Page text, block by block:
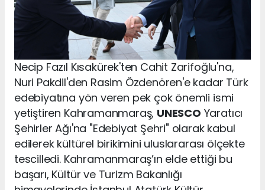
Necip Fazıl Kısakürek'ten Cahit Zarifoğlu'na,
Nuri Pakdil'den Rasim Özdenören'e kadar Türk
edebiyatına yön veren pek çok önemli ismi
yetiştiren Kahramanmaraş, UNESCO Yaratıcı
Şehirler Ağı'na "Edebiyat Şehri" olarak kabul
edilerek kültürel birikimini uluslararası ölçekte
tescilledi. Kahramanmaraş’ın elde ettiği bu
başarı, Kültür ve Turizm Bakanlığı